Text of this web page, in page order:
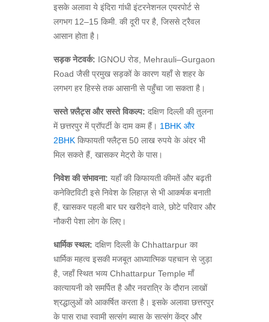
इसके अलावा ये इंदिरा गांधी इंटरनेशनल एयरपोर्ट से
लगभग 12–15 किमी. की दूरी पर है, जिससे ट्रैवल
आसान होता है।
सड़क नेटवर्क: IGNOU रोड, Mehrauli–Gurgaon
Road जैसी प्रमुख सड़कों के कारण यहाँ से शहर के
लगभग हर हिस्से तक आसानी से पहुँचा जा सकता है।
सस्ते फ़्लैट्स और सस्ते विकल्प: दक्षिण दिल्ली की तुलना
में छत्तरपुर में प्रॉपर्टी के दाम कम हैं। 1BHK और
2BHK किफायती फ्लैट्स 50 लाख रुपये के अंदर भी
मिल सकते हैं, खासकर मेट्रो के पास।
निवेश की संभावना: यहाँ की किफायती कीमतें और बढ़ती
कनेक्टिविटी इसे निवेश के लिहाज़ से भी आकर्षक बनाती
हैं, खासकर पहली बार घर खरीदने वाले, छोटे परिवार और
नौकरी पेशा लोग के लिए।
धार्मिक स्थल: दक्षिण दिल्ली के Chhattarpur का
धार्मिक महत्व इसकी मजबूत आध्यात्मिक पहचान से जुड़ा
है, जहाँ स्थित भव्य Chhattarpur Temple माँ
कात्यायनी को समर्पित है और नवरात्रि के दौरान लाखों
श्रद्धालुओं को आकर्षित करता है। इसके अलावा छत्तरपुर
के पास राधा स्वामी सत्संग ब्यास के सत्संग केंद्र और